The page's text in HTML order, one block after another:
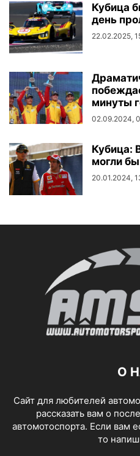
Кубица
день
22.02.2025,
минуты
02.09.2024,
Кубица:
могли
20.01.2024,
О
Сайт для любителей
рассказать вам о
автомотоспорта. Если вам
то